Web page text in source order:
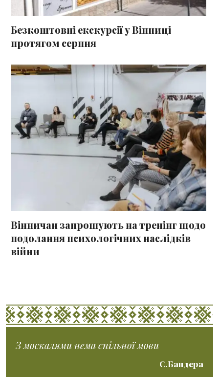
Безкоштовні екскурсії у Вінниці
протягом серпня
Вінничан запрошують на тренінг щодо
подолання психологічних наслідків
війни
З москалями нема спільної мови
С.Бандера